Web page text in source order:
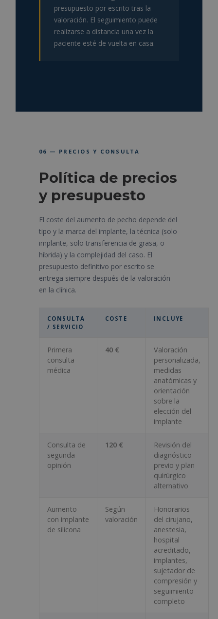
presupuesto por escrito tras la
valoración. El seguimiento puede
realizarse a distancia una vez la
paciente esté de vuelta en casa.
06 — PRECIOS Y CONSULTA
Política de precios
y presupuesto
El coste del aumento de pecho depende del
tipo y la marca del implante, la técnica (solo
implante, solo transferencia de grasa, o
híbrida) y la complejidad del caso. El
presupuesto definitivo por escrito se
entrega siempre después de la valoración
en la clínica.
CONSULTA
/ SERVICIO
COSTE INCLUYE
Primera
consulta
médica
40 €
Valoración
personalizada,
medidas
anatómicas y
orientación
sobre la
elección del
implante
Consulta de
segunda
opinión
120 €
Revisión del
diagnóstico
previo y plan
quirúrgico
alternativo
Aumento
con implante
de silicona
Según
valoración
Honorarios
del cirujano,
anestesia,
hospital
acreditado,
implantes,
sujetador de
compresión y
seguimiento
completo